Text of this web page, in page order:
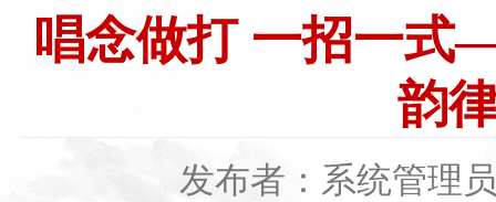
唱念做打 一招一式
韵
发布者：系统管理